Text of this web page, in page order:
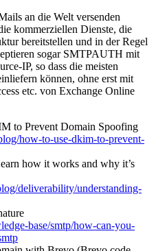
an die Welt versenden
kommerziellen Dienste, die
bereitstellen und in der Regel
sogar SMTPAUTH mit
IP, so dass die meisten
können, ohne erst mit
etc. von Exchange Online
to Prevent Domain Spoofing
how-to-use-dkim-to-prevent-
how it works and why it’s
deliverability/understanding-
base/smtp/how-can-you-